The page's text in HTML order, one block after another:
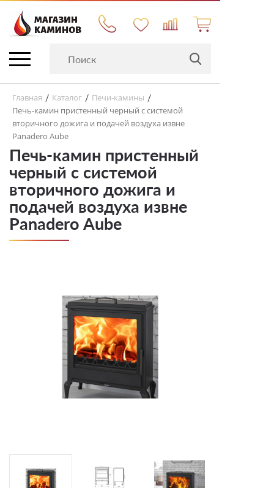
Главная / Каталог / Печи-камины /
Печь-камин пристенный черный с системой
вторичного дожига и подачей воздуха извне
Panadero Aube
Печь-камин пристенный
черный с системой
вторичного дожига и
подачей воздуха извне
Panadero Aube